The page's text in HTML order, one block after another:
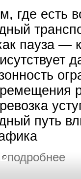
где есть
пауза —
путь
подробнее